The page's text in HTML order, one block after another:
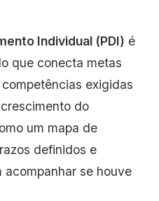
Individual (PDI) é
que conecta metas
exigidas
do
um mapa de
definidos e
se houve